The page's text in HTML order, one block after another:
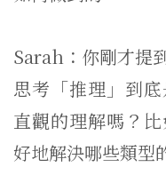
Sarah：你剛才提
思考「推理」到
直觀的理解嗎？
好地解決哪些類型